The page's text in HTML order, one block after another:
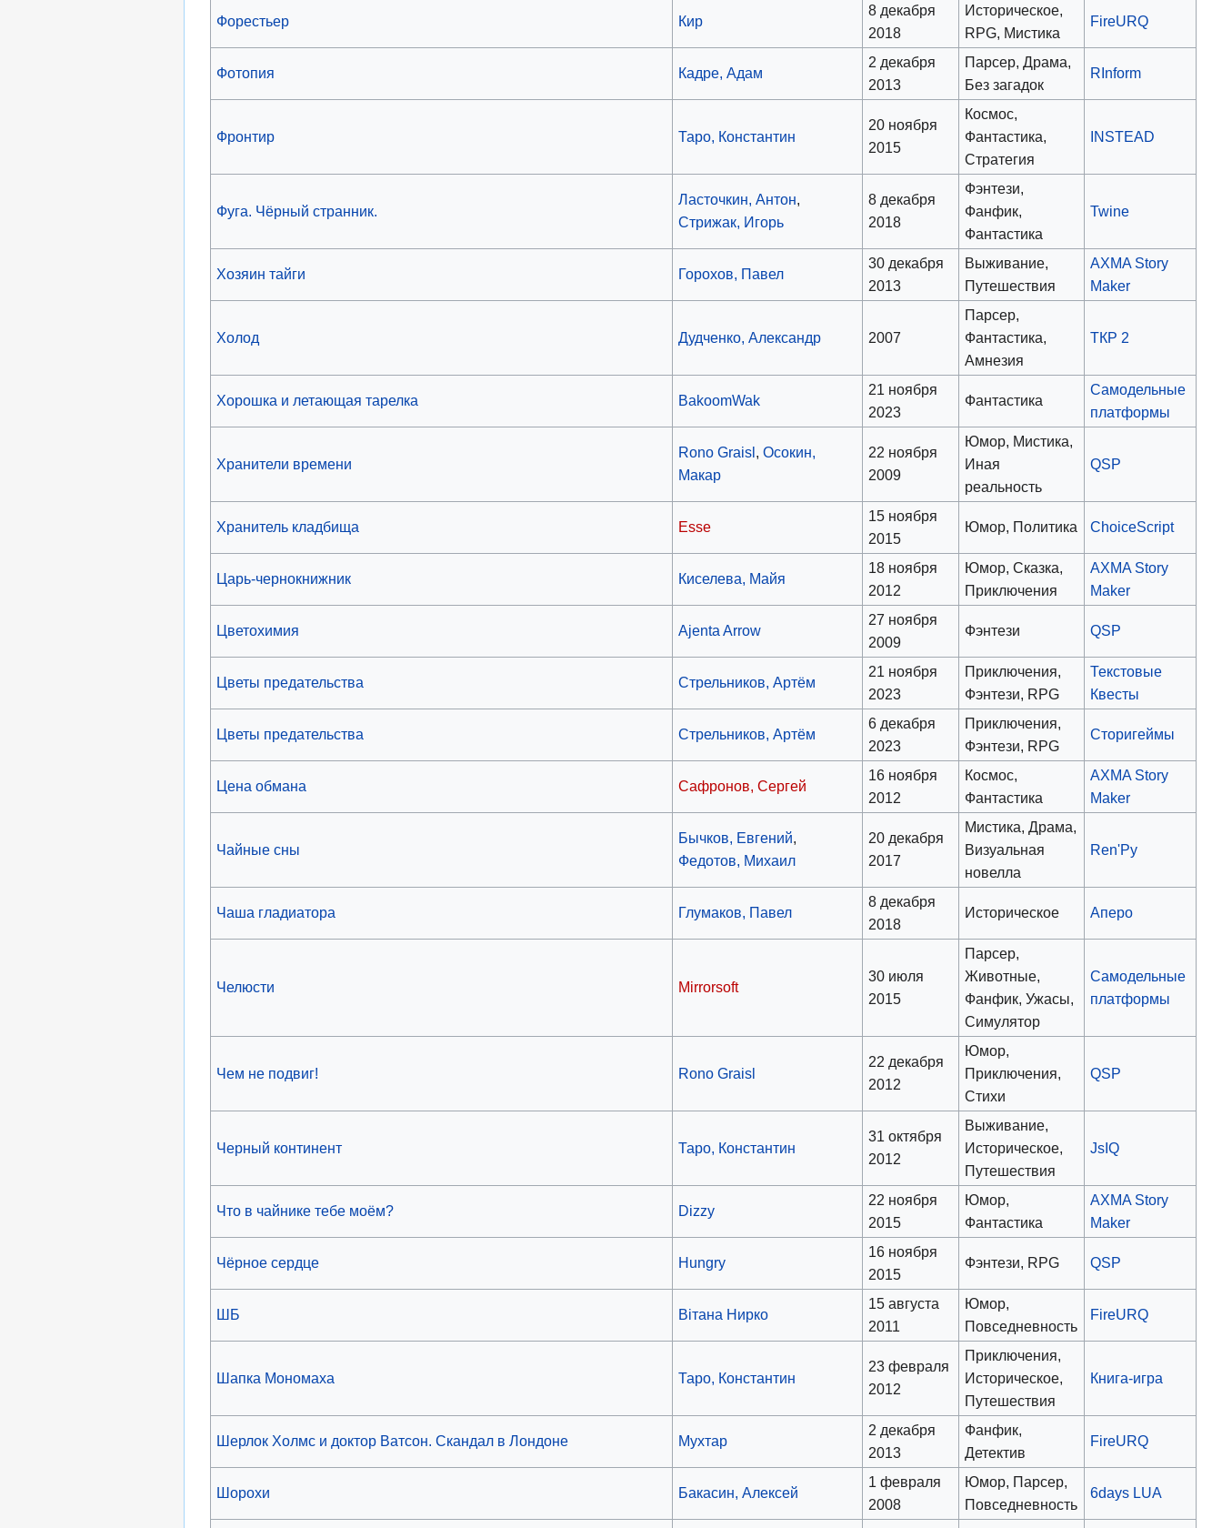
Форестьер Кир
8 декабря
2018
Историческое,
RPG, Мистика
FireURQ
Фотопия Кадре, Адам
2 декабря
2013
Парсер, Драма,
Без загадок
RInform
Фронтир Таро, Константин
20 ноября
2015
Космос,
Фантастика,
Стратегия
INSTEAD
Фуга. Чёрный странник.
Ласточкин, Антон,
Стрижак, Игорь
8 декабря
2018
Фэнтези,
Фанфик,
Фантастика
Twine
Хозяин тайги Горохов, Павел
30 декабря
2013
Выживание,
Путешествия
AXMA Story
Maker
Холод Дудченко, Александр 2007
Парсер,
Фантастика,
Амнезия
ТКР 2
Хорошка и летающая тарелка BakoomWak
21 ноября
2023
Фантастика
Самодельные
платформы
Хранители времени
Rono Graisl ,Осокин,
Макар
22 ноября
2009
Юмор, Мистика,
Иная
реальность
QSP
Хранитель кладбища Esse
15 ноября
2015
Юмор, Политика ChoiceScript
Царь-чернокнижник Киселева, Майя
18 ноября
2012
Юмор, Сказка,
Приключения
AXMA Story
Maker
Цветохимия Ajenta Arrow
27 ноября
2009
Фэнтези QSP
Цветы предательства Стрельников, Артём
21 ноября
2023
Приключения,
Фэнтези, RPG
Текстовые
Квесты
Цветы предательства Стрельников, Артём
6 декабря
2023
Приключения,
Фэнтези, RPG
Сторигеймы
Цена обмана Сафронов, Сергей
16 ноября
2012
Космос,
Фантастика
AXMA Story
Maker
Чайные сны
Бычков, Евгений,
Федотов, Михаил
20 декабря
2017
Мистика, Драма,
Визуальная
новелла
Ren'Py
Чаша гладиатора Глумаков, Павел
8 декабря
2018
Историческое Аперо
Челюсти Mirrorsoft
30 июля
2015
Парсер,
Животные,
Фанфик, Ужасы,
Симулятор
Самодельные
платформы
Чем не подвиг! Rono Graisl
22 декабря
2012
Юмор,
Приключения,
Стихи
QSP
Черный континент Таро, Константин
31 октября
2012
Выживание,
Историческое,
Путешествия
JsIQ
Что в чайнике тебе моём? Dizzy
22 ноября
2015
Юмор,
Фантастика
AXMA Story
Maker
Чёрное сердце Hungry
16 ноября
2015
Фэнтези, RPG QSP
ШБ Вiтана Нирко
15 августа
2011
Юмор,
Повседневность
FireURQ
Шапка Мономаха Таро, Константин
23 февраля
2012
Приключения,
Историческое,
Путешествия
Книга-игра
Шерлок Холмс и доктор Ватсон. Скандал в Лондоне Мухтар
2 декабря
2013
Фанфик,
Детектив
FireURQ
Шорохи Бакасин, Алексей
1 февраля
2008
Юмор, Парсер,
Повседневность
6days LUA